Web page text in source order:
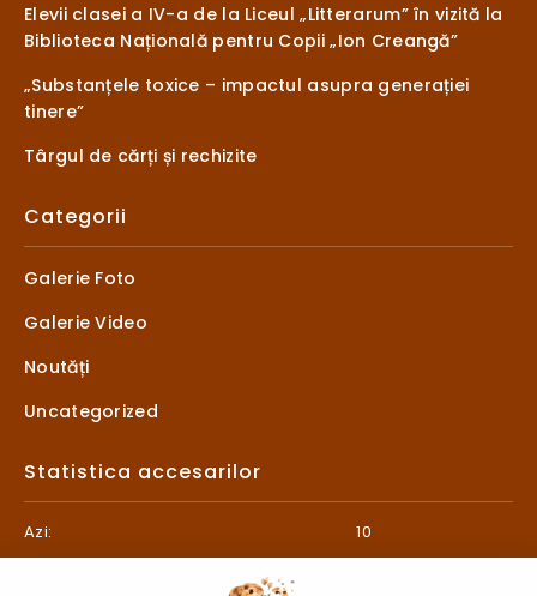
Elevii clasei a IV-a de la Liceul „Litterarum” în vizită la
Biblioteca Națională pentru Copii „Ion Creangă”
„Substanțele toxice – impactul asupra generației
tinere”
Târgul de cărți și rechizite
Categorii
Galerie Foto
Galerie Video
Noutăți
Uncategorized
Statistica accesarilor
Azi:
10